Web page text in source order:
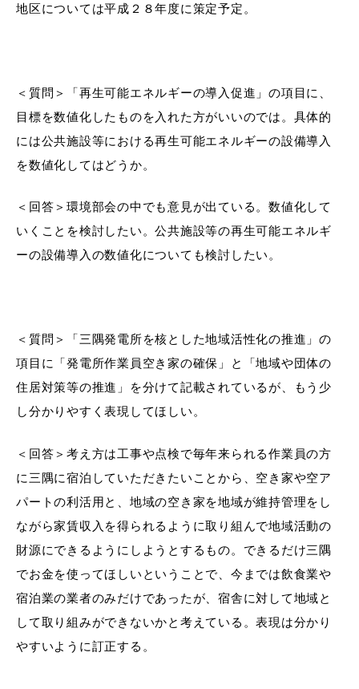
防災・防犯メール
目的別の
ダウンロード
浜田市観光協会ポータルサイト「はまナビ」
地区については平成２８年度に策定予定。
＜質問＞
「再生可能エネルギーの導入促進」の項目に、
目標を数値化したものを入れた方がいいのでは。具体的
には公共施設等における再生可能エネルギーの設備導入
を数値化してはどうか。
＜回答＞環境部会の中でも意見が出ている。数値化して
いくことを検討したい。公共施設等の再生可能エネルギ
ーの設備導入の数値化についても検討したい。
＜質問＞
「三隅発電所を核とした地域活性化の推進」の
項目に「発電所作業員空き家の確保」と「地域や団体の
住居対策等の推進」を分けて記載されているが、もう少
し分かりやすく表現してほしい。
＜回答＞考え方は工事や点検で毎年来られる作業員の方
に三隅に宿泊していただきたいことから、空き家や空ア
パートの利活用と、地域の空き家を地域が維持管理をし
ながら家賃収入を得られるように取り組んで地域活動の
財源にできるようにしようとするもの。できるだけ三隅
でお金を使ってほしいということで、今までは飲食業や
宿泊業の業者のみだけであったが、宿舎に対して地域と
して取り組みができないかと考えている。表現は分かり
やすいように訂正する。